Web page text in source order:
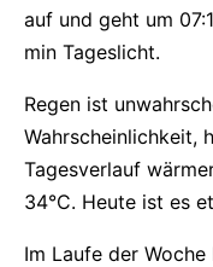
auf und geht um
min Tageslicht.
Regen ist
Wahrscheinlichkeit,
Tagesverlauf
34°C. Heute ist es
Im Laufe der